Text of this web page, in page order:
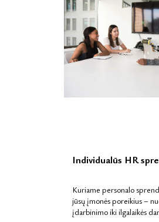
Individualūs HR
Kuriame personalo
jūsų įmonės poreikius –
įdarbinimo iki ilgalaikės